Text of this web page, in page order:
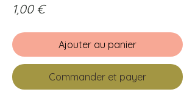
1,00 €Prix
Ajouter au panier
Commander et payer